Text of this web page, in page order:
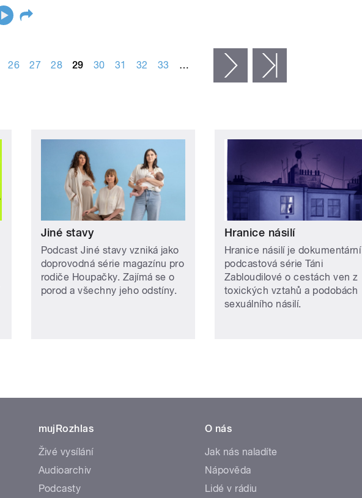
26 27 28 29 30 31 32 33 … následující ›
Jiné stavy
Podcast Jiné stavy vzniká jako
doprovodná série magazínu pro
rodiče Houpačky. Zajímá se o
porod a všechny jeho odstíny.
Hranice násilí
Hranice násilí je dokumentární
podcastová série Táni
Zabloudilové o cestách ven z
toxických vztahů a podobách
sexuálního násilí.
mujRozhlas
Živé vysílání
Audioarchiv
Podcasty
O nás
Jak nás naladíte
Nápověda
Lidé v rádiu